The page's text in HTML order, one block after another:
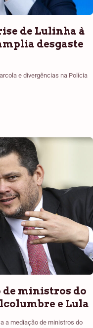
de Lulinha à
desgaste
e divergências na Polícia
ministros do
e Lula
a mediação de ministros do